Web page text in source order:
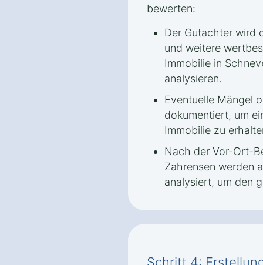
bewerten:
Der Gutachter wird
und weitere
Immobilie in
analysieren.
Eventuelle Mängel
dokumentiert, um
Immobilie zu
Nach der Vor-Ort-
Zahrensen werden
analysiert, um den